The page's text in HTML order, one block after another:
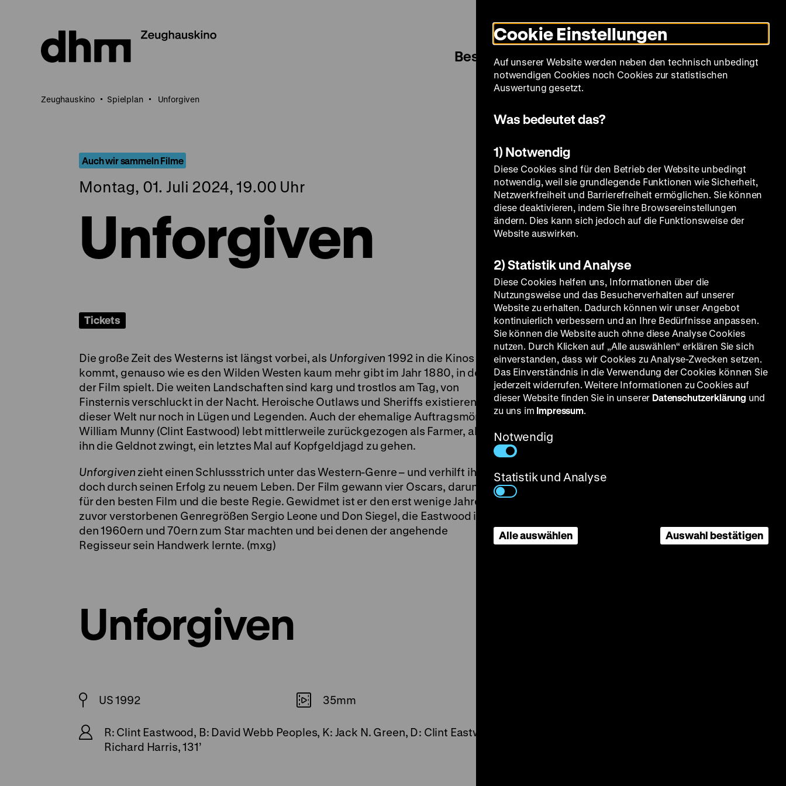
Seiteninhalt
springen
Modus
umschalten
Sprache
Besuch Spielplan Filmreihen Über uns
Zeughauskino Spielplan Unforgiven
Auch wir sammeln Filme
Montag, 01. Juli 2024, 19.00 Uhr
Unforgiven
Tickets
Die große Zeit des Westerns ist längst vorbei, als Unforgiven 1992 in die Kinos
kommt, genauso wie es den Wilden Westen kaum mehr gibt im Jahr 1880, in dem
der Film spielt. Die weiten Landschaften sind karg und trostlos am Tag, von
Finsternis verschluckt in der Nacht. Heroische Outlaws und Sheriffs existieren in
dieser Welt nur noch in Lügen und Legenden. Auch der ehemalige Auftragsmörder
William Munny (Clint Eastwood) lebt mittlerweile zurückgezogen als Farmer, als
ihn die Geldnot zwingt, ein letztes Mal auf Kopfgeldjagd zu gehen.
Unforgiven zieht einen Schlussstrich unter das Western-Genre – und verhilft ihm
doch durch seinen Erfolg zu neuem Leben. Der Film gewann vier Oscars, darunter
für den besten Film und die beste Regie. Gewidmet ist er den erst wenige Jahre
zuvor verstorbenen Genregrößen Sergio Leone und Don Siegel, die Eastwood in
den 1960ern und 70ern zum Star machten und bei denen der angehende
Regisseur sein Handwerk lernte. (mxg)
Unforgiven
US 1992 35mm
R: Clint Eastwood, B: David Webb Peoples, K: Jack N. Green, D: Clint Eastwood, Gene Hackman, Morgan Freeman,
Richard Harris, 131’
Cookie Einstellungen
Auf unserer Website werden neben den technisch unbedingt
notwendigen Cookies noch Cookies zur statistischen
Auswertung gesetzt.
Was bedeutet das?
1) Notwendig
Diese Cookies sind für den Betrieb der Website unbedingt
notwendig, weil sie grundlegende Funktionen wie Sicherheit,
Netzwerkfreiheit und Barrierefreiheit ermöglichen. Sie können
diese deaktivieren, indem Sie ihre Browsereinstellungen
ändern. Dies kann sich jedoch auf die Funktionsweise der
Website auswirken.
2) Statistik und Analyse
Diese Cookies helfen uns, Informationen über die
Nutzungsweise und das Besucherverhalten auf unserer
Website zu erhalten. Dadurch können wir unser Angebot
kontinuierlich verbessern und an Ihre Bedürfnisse anpassen.
Sie können die Website auch ohne diese Analyse Cookies
nutzen. Durch Klicken auf „Alle auswählen“ erklären Sie sich
einverstanden, dass wir Cookies zu Analyse-Zwecken setzen.
Das Einverständnis in die Verwendung der Cookies können Sie
jederzeit widerrufen. Weitere Informationen zu Cookies auf
dieser Website finden Sie in unserer Datenschutzerklärung und
zu uns im Impressum.
Notwendig
Statistik und Analyse
Alle auswählen Auswahl bestätigen